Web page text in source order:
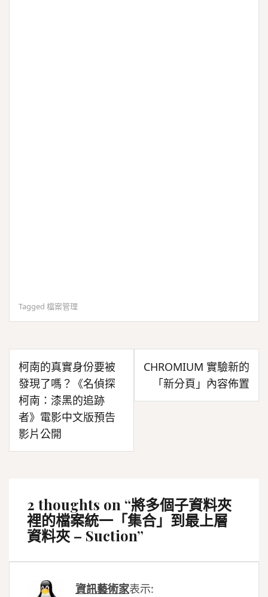
Tagged 檔案管理
文
章
導
覽
柯南的真實身份要被
發現了嗎？《名偵探
柯南：漆黑的追跡
者》電影中文版預告
影片公開
CHROMIUM 實驗新的
「新分頁」內容佈置
2 thoughts on “將多個子資料夾
裡的檔案統一「集合」到最上層
資料夾 – Suction”
資訊藝術家表示: